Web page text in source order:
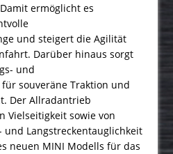
ermöglicht es
und steigert die Agilität
Darüber hinaus sorgt
und
souveräne Traktion und
Der Allradantrieb
Vielseitigkeit sowie von
und Langstreckentauglichkeit
neuen MINI Modells für das